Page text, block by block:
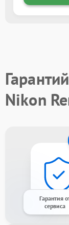
Nikon
Гарантия
сервиса